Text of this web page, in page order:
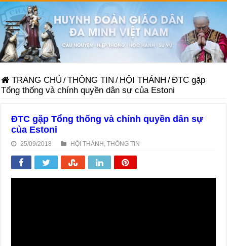
TRANG CHỦ /THÔNG TIN / HỘI THÁNH /ĐTC gặp
Tổng thống và chính quyền dân sự của Estoni
ĐTC gặp Tổng thống và chính quyền dân sự
của Estoni
25/09/2018 HỘI THÁNH ,THÔNG TIN